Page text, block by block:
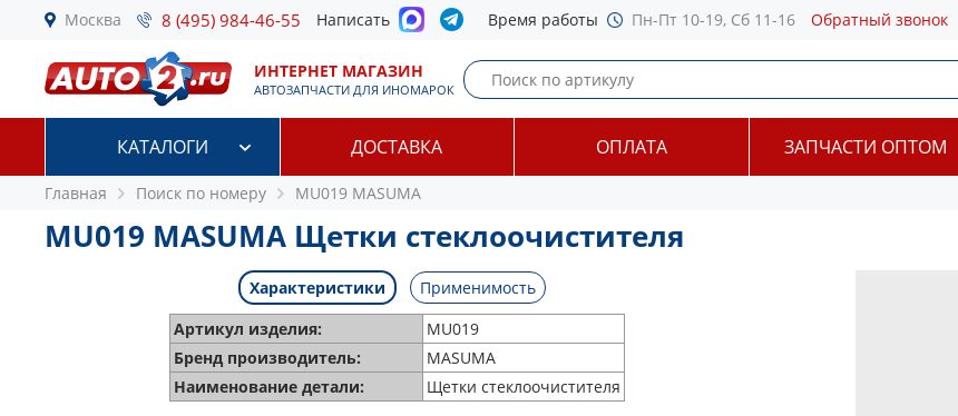
Москва 8 (495) 984-46-55 Написать Время работы Пн-Пт 10-19, Сб 11-16 Обратный звонок
ИНТЕРНЕТ МАГАЗИН
АВТОЗАПЧАСТИ ДЛЯ ИНОМАРОК
КАТАЛОГИ ДОСТАВКА ОПЛАТА ЗАПЧАСТИ ОПТОМ
Главная Поиск по номеру MU019 MASUMA
MU019 MASUMA Щетки стеклоочистителя
Характеристики
Применимость
Артикул изделия:
MU019
Бренд производитель:
MASUMA
Наименование детали:
Щетки стеклоочистителя